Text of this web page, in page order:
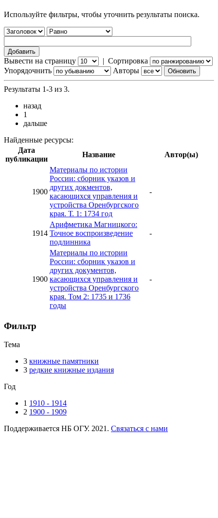
Используйте фильтры, чтобы уточнить результаты поиска.
Вывести на страницу | Сортировка
Упорядочнить
Авторы
Результаты 1-3 из 3.
назад
1
дальше
Найденные ресурсы:
Дата
публикации
Название Автор(ы)
1900
Материалы по истории
России: сборник указов и
других докментов,
касающихся управления и
устройства Оренбургского
края. Т. 1: 1734 год
-
1914
Арифметика Магницкого:
Точное воспроизведение
подлинника
-
1900
Материалы по истории
России: сборник указов и
других документов,
касающихся управления и
устройства Оренбургского
края. Том 2: 1735 и 1736
годы
-
Фильтр
Тема
3 книжные памятники
3 редкие книжные издания
Год
1 1910 - 1914
2 1900 - 1909
Поддерживается НБ ОГУ. 2021. Связаться с нами